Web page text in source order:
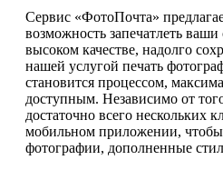
Сервис «ФотоПочта»
возможность запечатлеть
высоком качестве, надолго
нашей услугой печать
становится процессом,
доступным. Независимо от
достаточно всего нескольких
мобильном приложении, чтобы
фотографии, дополненные